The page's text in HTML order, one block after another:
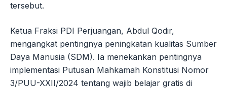
tersebut.
Ketua Fraksi PDI Perjuangan, Abdul Qodir,
mengangkat pentingnya peningkatan kualitas Sumber
Daya Manusia (SDM). Ia menekankan pentingnya
implementasi Putusan Mahkamah Konstitusi Nomor
3/PUU-XXII/2024 tentang wajib belajar gratis di